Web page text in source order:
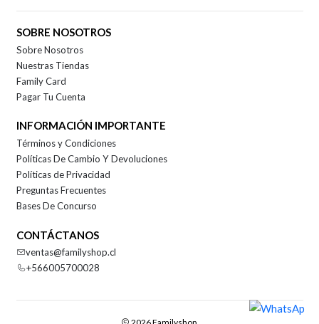
SOBRE NOSOTROS
Sobre Nosotros
Nuestras Tiendas
Family Card
Pagar Tu Cuenta
INFORMACIÓN IMPORTANTE
Términos y Condiciones
Políticas De Cambio Y Devoluciones
Políticas de Privacidad
Preguntas Frecuentes
Bases De Concurso
CONTÁCTANOS
ventas@familyshop.cl
+566005700028